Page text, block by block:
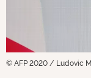
© AFP 2020 / Ludovic